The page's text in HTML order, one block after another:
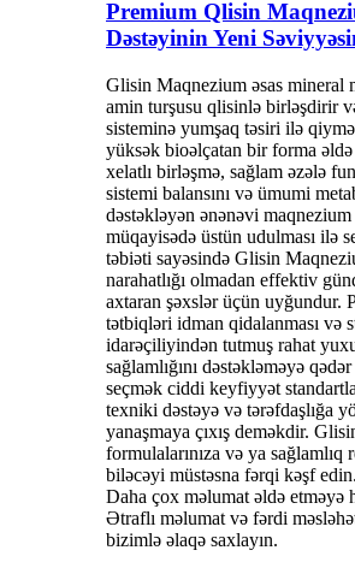
Premium Qlisin
Dəstəyinin Yeni
Glisin Maqnezium əsas mineral
amin turşusu qlisinlə birləşdirir
sisteminə yumşaq təsiri ilə
yüksək bioəlçatan bir forma
xelatlı birləşmə, sağlam əzələ
sistemi balansını və ümumi
dəstəkləyən ənənəvi
müqayisədə üstün udulması ilə
təbiəti sayəsində Glisin
narahatlığı olmadan effektiv
axtaran şəxslər üçün uyğundur.
tətbiqləri idman qidalanması və
idarəçiliyindən tutmuş rahat
sağlamlığını dəstəkləməyə
seçmək ciddi keyfiyyət
texniki dəstəyə və tərəfdaşlığa
yanaşmaya çıxış deməkdir.
formulalarınıza və ya sağlamlıq
biləcəyi müstəsna fərqi kəşf edin.
Daha çox məlumat əldə etməyə
Ətraflı məlumat və fərdi
bizimlə əlaqə saxlayın.